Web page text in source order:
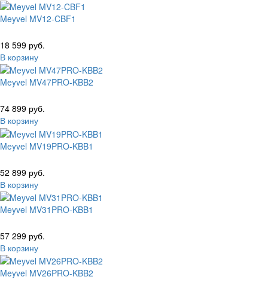
Meyvel MV12-CBF1
18 599 руб.
В корзину
Meyvel MV47PRO-KBB2
74 899 руб.
В корзину
Meyvel MV19PRO-KBB1
52 899 руб.
В корзину
Meyvel MV31PRO-KBB1
57 299 руб.
В корзину
Meyvel MV26PRO-KBB2